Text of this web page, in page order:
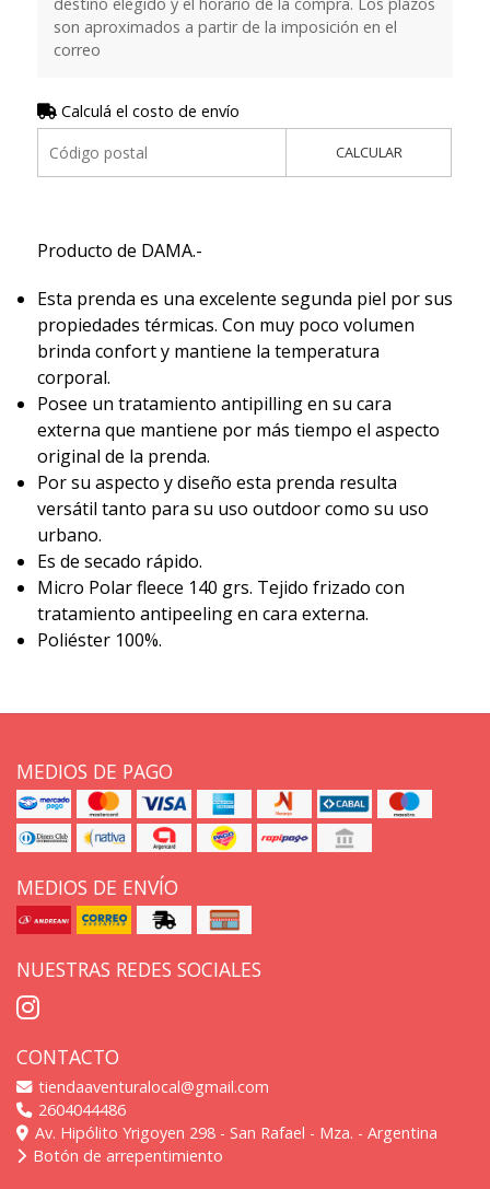
son aproximados a partir de la imposición en el
correo
Calculá el costo de envío
CALCULAR
Producto de DAMA.-
Esta prenda es una excelente segunda piel por sus
propiedades térmicas. Con muy poco volumen
brinda confort y mantiene la temperatura
corporal.
Posee un tratamiento antipilling en su cara
externa que mantiene por más tiempo el aspecto
original de la prenda.
Por su aspecto y diseño esta prenda resulta
versátil tanto para su uso outdoor como su uso
urbano.
Es de secado rápido.
Micro Polar fleece 140 grs. Tejido frizado con
tratamiento antipeeling en cara externa.
Poliéster 100%.
MEDIOS DE PAGO
MEDIOS DE ENVÍO
NUESTRAS REDES SOCIALES
CONTACTO
tiendaaventuralocal@gmail.com
2604044486
Av. Hipólito Yrigoyen 298 - San Rafael - Mza. - Argentina
Botón de arrepentimiento